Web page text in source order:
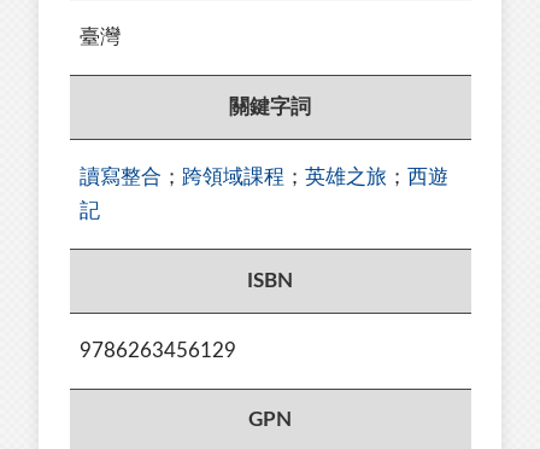
臺灣
關鍵字詞
讀寫整合 ； 跨領域課程 ； 英雄之旅 ； 西遊
記
ISBN
9786263456129
GPN